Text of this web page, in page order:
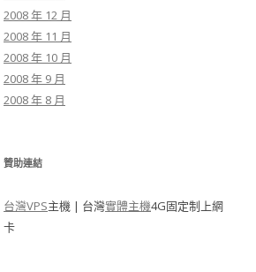
2008 年 12 月
2008 年 11 月
2008 年 10 月
2008 年 9 月
2008 年 8 月
贊助連結
台灣VPS主機 | 台灣實體主機4G固定制上網
卡